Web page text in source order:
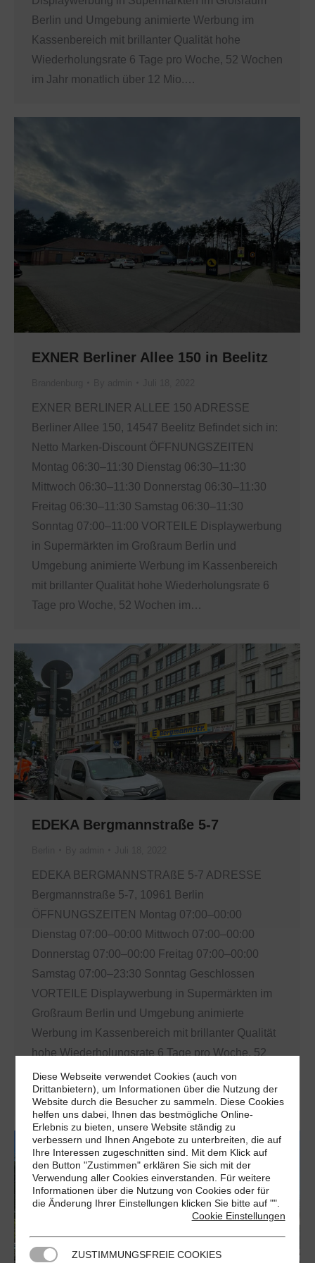
Berlin und Umgebung animierte Werbung im
Kassenbereich mit brillanter Qualität hohe
Wiederholungsrate 6 Tage pro Woche, 52 Wochen
im Jahr monatlich über 12 Mio.…
EXNER Berliner Allee 150 in Beelitz
EXNER BERLINER ALLEE 150 ADRESSE
Berliner Allee 150, 14547 Beelitz Befindet sich in:
Netto Marken-Discount ÖFFNUNGSZEITEN
Montag 06:30–11:30 Dienstag 06:30–11:30
Mittwoch 06:30–11:30 Donnerstag 06:30–11:30
Freitag 06:30–11:30 Samstag 06:30–11:30
Sonntag 07:00–11:00 VORTEILE Displaywerbung
in Supermärkten im Großraum Berlin und
Umgebung animierte Werbung im Kassenbereich
mit brillanter Qualität hohe Wiederholungsrate 6
Tage pro Woche, 52 Wochen im…
EDEKA Bergmannstraße 5-7
EDEKA BERGMANNSTRAßE 5-7 ADRESSE
Bergmannstraße 5-7, 10961 Berlin
ÖFFNUNGSZEITEN Montag 07:00–00:00
Dienstag 07:00–00:00 Mittwoch 07:00–00:00
Donnerstag 07:00–00:00 Freitag 07:00–00:00
Samstag 07:00–23:30 Sonntag Geschlossen
VORTEILE Displaywerbung in Supermärkten im
Großraum Berlin und Umgebung animierte
Werbung im Kassenbereich mit brillanter Qualität
hohe Wiederholungsrate 6 Tage pro Woche, 52
Wochen im Jahr monatlich über 12 Mio. Kontakte
an…
Diese Webseite verwendet Cookies (auch von
Drittanbietern), um Informationen über die Nutzung der
Website durch die Besucher zu sammeln. Diese Cookies
helfen uns dabei, Ihnen das bestmögliche Online-
Erlebnis zu bieten, unsere Website ständig zu
verbessern und Ihnen Angebote zu unterbreiten, die auf
Ihre Interessen zugeschnitten sind. Mit dem Klick auf
den Button "Zustimmen" erklären Sie sich mit der
Verwendung aller Cookies einverstanden. Für weitere
Informationen über die Nutzung von Cookies oder für
die Änderung Ihrer Einstellungen klicken Sie bitte auf "
Cookie Einstellungen
".
ZUSTIMMUNGSFREIE COOKIES